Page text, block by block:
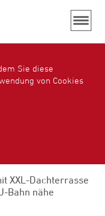
Sie diese
von Cookies
XXL-Dachterrasse
Bahn nähe